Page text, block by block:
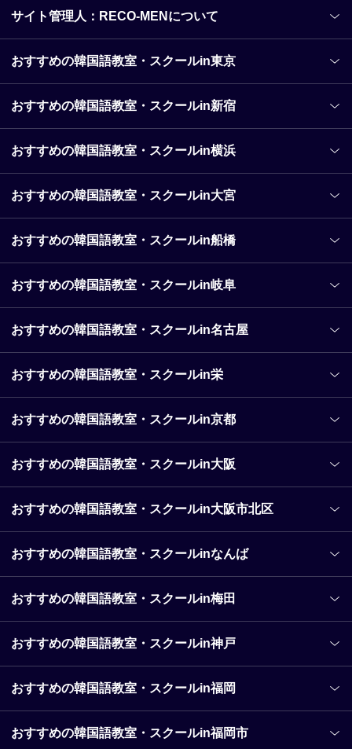
【番外編】おすすめのオンライン韓国語教室・スクー
ル
サイト管理人：RECO-MENについて
おすすめの韓国語教室・スクールin東京
おすすめの韓国語教室・スクールin新宿
おすすめの韓国語教室・スクールin横浜
おすすめの韓国語教室・スクールin大宮
おすすめの韓国語教室・スクールin船橋
おすすめの韓国語教室・スクールin岐阜
おすすめの韓国語教室・スクールin名古屋
おすすめの韓国語教室・スクールin栄
おすすめの韓国語教室・スクールin京都
おすすめの韓国語教室・スクールin大阪
おすすめの韓国語教室・スクールin大阪市北区
おすすめの韓国語教室・スクールinなんば
おすすめの韓国語教室・スクールin梅田
おすすめの韓国語教室・スクールin神戸
おすすめの韓国語教室・スクールin福岡
おすすめの韓国語教室・スクールin福岡市